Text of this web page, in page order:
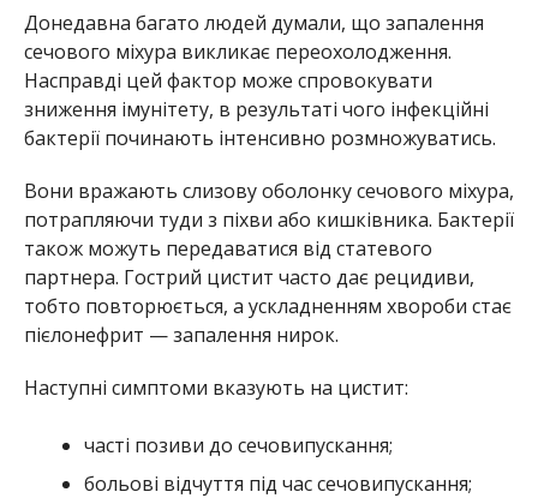
Донедавна багато людей думали, що запалення
сечового міхура викликає переохолодження.
Насправді цей фактор може спровокувати
зниження імунітету, в результаті чого інфекційні
бактерії починають інтенсивно розмножуватись.
Вони вражають слизову оболонку сечового міхура,
потрапляючи туди з піхви або кишківника. Бактерії
також можуть передаватися від статевого
партнера. Гострий цистит часто дає рецидиви,
тобто повторюється, а ускладненням хвороби стає
пієлонефрит — запалення нирок.
Наступні симптоми вказують на цистит:
часті позиви до сечовипускання;
больові відчуття під час сечовипускання;